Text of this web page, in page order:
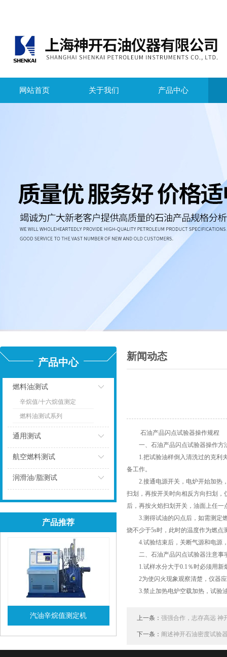
网站首页 关于我们 产品中心
产品中心
燃料油测试
点击
辛烷值/十六烷值测定
燃料油测试系列
通用测试
航空燃料测试
润滑油/脂测试
产品推荐
汽油辛烷值测定机
查看详情
新闻动态
石油产品闪点试验器操作规程
一、石油产品闪点试验器操作方
1.把试验油样倒入清洗过的克利夫
备工作。
2.接通电源开关，电炉开始加热，
扫划，再按开关时向相反方向扫划
后，再按火焰扫划开关，油面上任
3.测得试油的闪点后，如需测定燃
烧不少于5s时，此时的温度作为燃点
4.试验结束后，关断气源和电源，
二、石油产品闪点试验器注意事
1.试样水分大于0.1％时必须用新
2为使闪火现象观察清楚，仪器应
3.禁止加热电炉空载加热，试验
上一条： 强强合作，志存高远 神
下一条： 阐述神开石油密度试验